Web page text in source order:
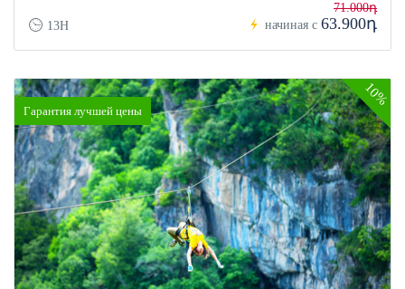
13H начиная с
71.000դ
63.900դ
Гарантия лучшей цены
10%